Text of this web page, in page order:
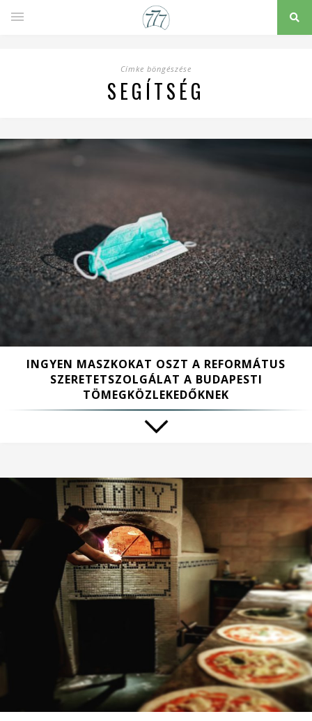
Címke böngészése
SEGÍTSÉG
INGYEN MASZKOKAT OSZT A REFORMÁTUS
SZERETETSZOLGÁLAT A BUDAPESTI
TÖMEGKÖZLEKEDŐKNEK